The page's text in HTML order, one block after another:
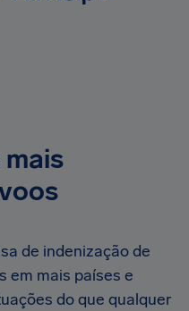
de indenização de
em mais países e
do que qualquer